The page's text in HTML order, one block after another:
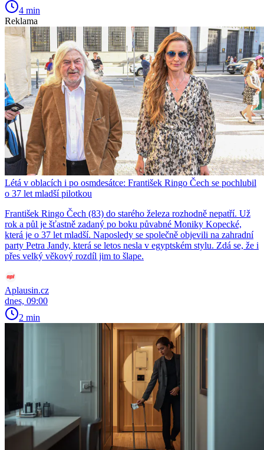
4 min
Reklama
Létá v oblacích i po osmdesátce: František Ringo Čech se pochlubil
o 37 let mladší pilotkou
František Ringo Čech (83) do starého železa rozhodně nepatří. Už
rok a půl je šťastně zadaný po boku půvabné Moniky Kopecké,
která je o 37 let mladší. Naposledy se společně objevili na zahradní
party Petra Jandy, která se letos nesla v egyptském stylu. Zdá se, že i
přes velký věkový rozdíl jim to šlape.
Aplausin.cz
dnes, 09:00
2 min